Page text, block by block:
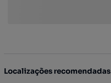
Localizações recomendadas